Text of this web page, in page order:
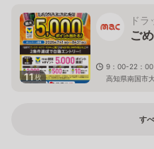
11枚
ド
ご
9：00-22：00
高知県南国市
す